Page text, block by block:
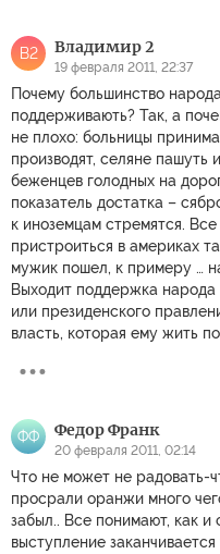
В2 Владимир 2
19 февраля 2011, 22:37
Почему большинство
поддерживають? Так, а
не плохо: больницы
производят, селяне
беженцев голодных на
показатель достатка –
к иноземцам стремятся.
пристроиться в америках
мужик пошел, к примеру …
Выходит поддержка народа
или президенского
власть, которая ему жить
ФФ Федор Фрaнк
20 февраля 2011, 02:14
Что не может не радовать-
просрали оранжи много
забыл.. Все понимают, как
выступление